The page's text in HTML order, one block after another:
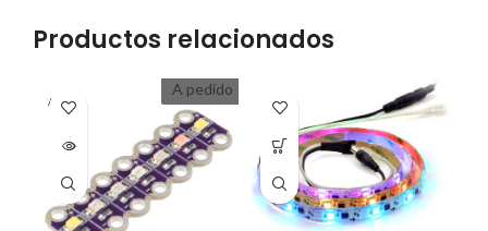
Productos relacionados
A PEDI
DO
A pedido